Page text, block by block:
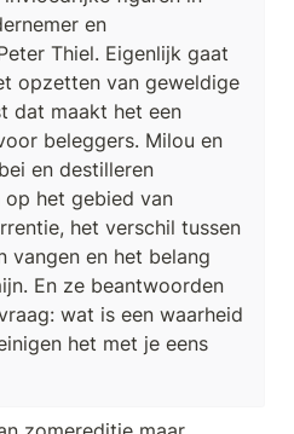
en
Thiel. Eigenlijk gaat
opzetten van geweldige
dat maakt het een
beleggers. Milou en
en destilleren
op het gebied van
het verschil tussen
vangen en het belang
En ze beantwoorden
wat is een waarheid
het met je eens